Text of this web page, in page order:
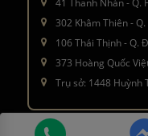
41 Thanh Nhàn - Q.
302 Khâm Thiên -
106 Thái Thịnh - Q.
373 Hoàng Quốc
Trụ sở: 1448 Huỳnh